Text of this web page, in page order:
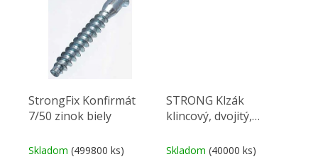
StrongFix Konfirmát
7/50 zinok biely
Skladom (499800 ks)
STRONG Klzák
klincový, dvojitý,
Skladom (40000 ks)